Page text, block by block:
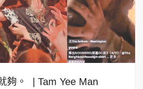
夠。 | Tam Yee Man